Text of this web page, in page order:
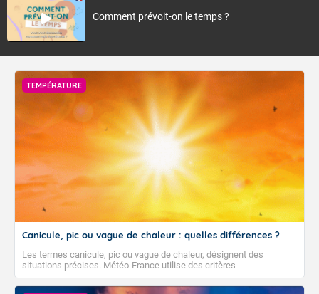
Comment prévoit-on le temps ?
TEMPÉRATURE
Canicule, pic ou vague de chaleur : quelles différences ?
Les termes canicule, pic ou vague de chaleur, désignent des
situations précises. Météo-France utilise des critères
climatologiques pour évaluer et qualifier les épisodes de chaleur qui
peuvent avoir des impacts sanitaires et socio-économiques